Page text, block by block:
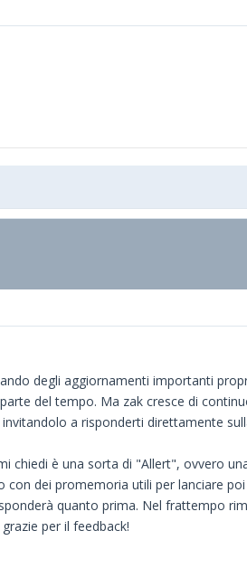
degli aggiornamenti importanti
del tempo. Ma zak cresce di
a risponderti direttamente
chiedi è una sorta di "Allert", ovvero
con dei promemoria utili per lanciare
quanto prima. Nel frattempo
per il feedback!